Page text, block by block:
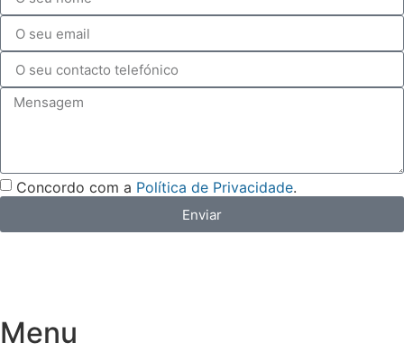
Concordo com a Política de Privacidade.
Enviar
Menu